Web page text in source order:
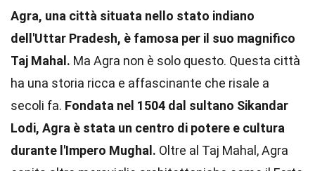
Agra, una città situata nello stato indiano
dell'Uttar Pradesh, è famosa per il suo magnifico
Taj Mahal. Ma Agra non è solo questo. Questa città
ha una storia ricca e affascinante che risale a
secoli fa. Fondata nel 1504 dal sultano Sikandar
Lodi, Agra è stata un centro di potere e cultura
durante l'Impero Mughal. Oltre al Taj Mahal, Agra